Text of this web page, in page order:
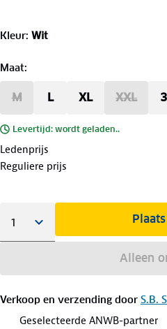
Kleur: Wit
Maat:
M L XL XXL
Levertijd: wordt geladen..
Ledenprijs
Reguliere prijs
Alleen
Verkoop en verzending door S.B.
Geselecteerde ANWB-partner